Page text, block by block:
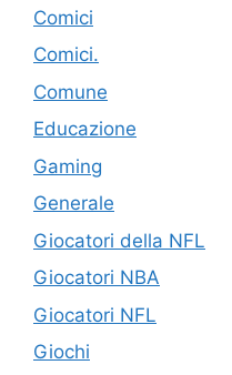
Comici
Comici.
Comune
Educazione
Gaming
Generale
Giocatori della NFL
Giocatori NBA
Giocatori NFL
Giochi